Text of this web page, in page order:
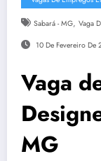
Sabará - MG, Vaga
10 De Fevereiro De
Vaga
MG